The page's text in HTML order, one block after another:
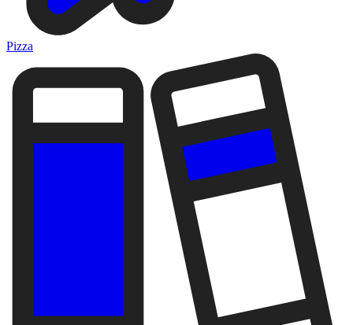
Pizza